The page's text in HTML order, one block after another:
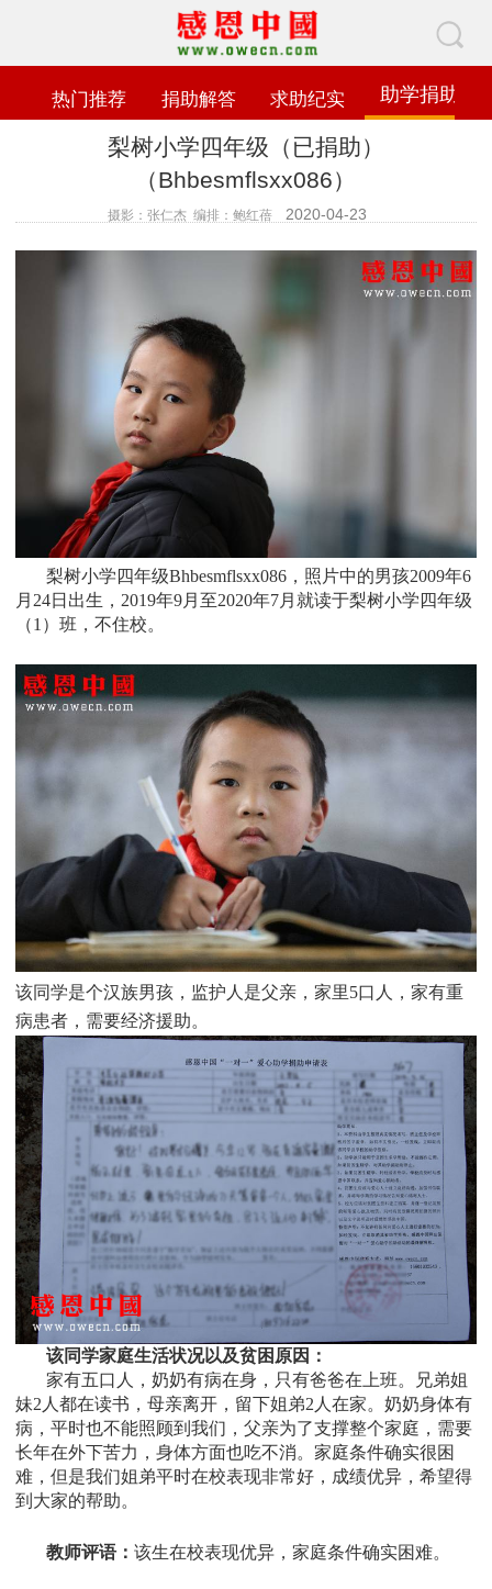
热门推荐 捐助解答 求助纪实 助学捐助
梨树小学四年级（已捐助）
（Bhbesmflsxx086）
摄影：张仁杰 编排：鲍红蓓 2020-04-23
梨树小学四年级Bhbesmflsxx086，照片中的男孩2009年6
月24日 出生， 2019年9月至2020年7月就读于梨树小学四年级
（1）班 ，不住校。
该同学是个汉族男孩，监护人是父亲，家里5口人，家有重
病患者，需要经济援助。
该同学家庭生活状况以及贫困原因：
家有五口人，奶奶有病在身，只有爸爸在上班。兄弟姐
妹2人都在读书，母亲离开，留下姐弟2人在家。奶奶身体有
病，平时也不能照顾到我们，父亲为了支撑整个家庭，需要
长年在外下苦力，身体方面也吃不消。家庭条件确实很困
难，但是我们姐弟平时在校表现非常好，成绩优异，希望得
到大家的帮助。
教师评语： 该生在校表现优异，家庭条件确实困难。